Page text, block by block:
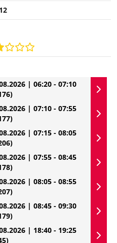
| 06:20 - 07:10
| 07:10 - 07:55
| 07:15 - 08:05
| 07:55 - 08:45
| 08:05 - 08:55
| 08:45 - 09:30
| 18:40 - 19:25